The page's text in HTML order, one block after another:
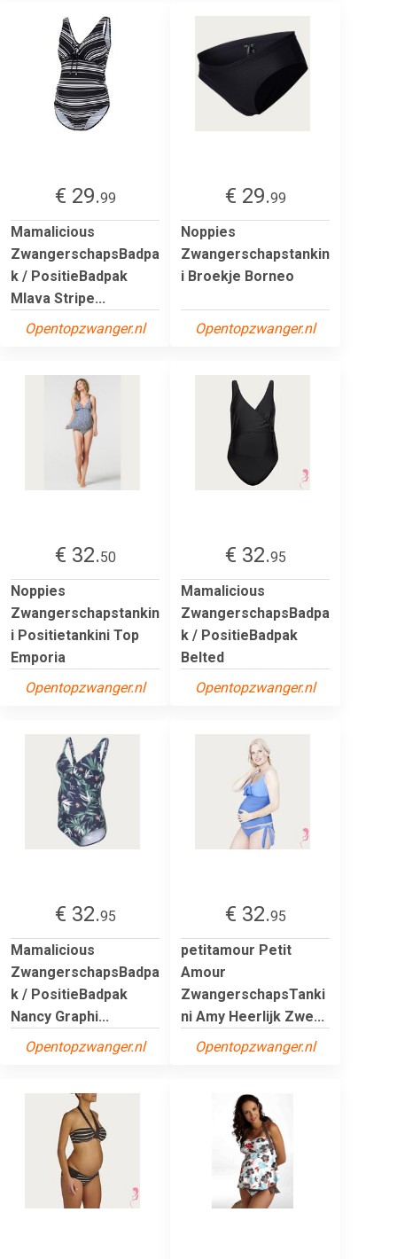
€ 29.99
Mamalicious
ZwangerschapsBadpa
k / PositieBadpak
Mlava Stripe...
Opentopzwanger.nl
€ 29.99
Noppies
Zwangerschapstankin
i Broekje Borneo
Opentopzwanger.nl
€ 32.50
Noppies
Zwangerschapstankin
i Positietankini Top
Emporia
Opentopzwanger.nl
€ 32.95
Mamalicious
ZwangerschapsBadpa
k / PositieBadpak
Belted
Opentopzwanger.nl
€ 32.95
Mamalicious
ZwangerschapsBadpa
k / PositieBadpak
Nancy Graphi...
Opentopzwanger.nl
€ 32.95
petitamour Petit
Amour
ZwangerschapsTanki
ni Amy Heerlijk Zwe...
Opentopzwanger.nl